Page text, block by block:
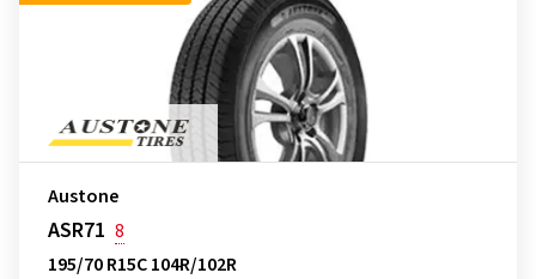
Austone
ASR71 8
195/70 R15C 104R/102R